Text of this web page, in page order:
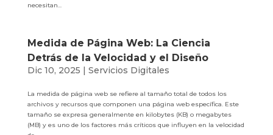
necesitan...
Medida de Página Web: La Ciencia
Detrás de la Velocidad y el Diseño
Dic 10, 2025 | Servicios Digitales
La medida de página web se refiere al tamaño total de todos los
archivos y recursos que componen una página web específica. Este
tamaño se expresa generalmente en kilobytes (KB) o megabytes
(MB) y es uno de los factores más críticos que influyen en la velocidad